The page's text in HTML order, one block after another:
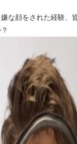
な顔をされた経験、